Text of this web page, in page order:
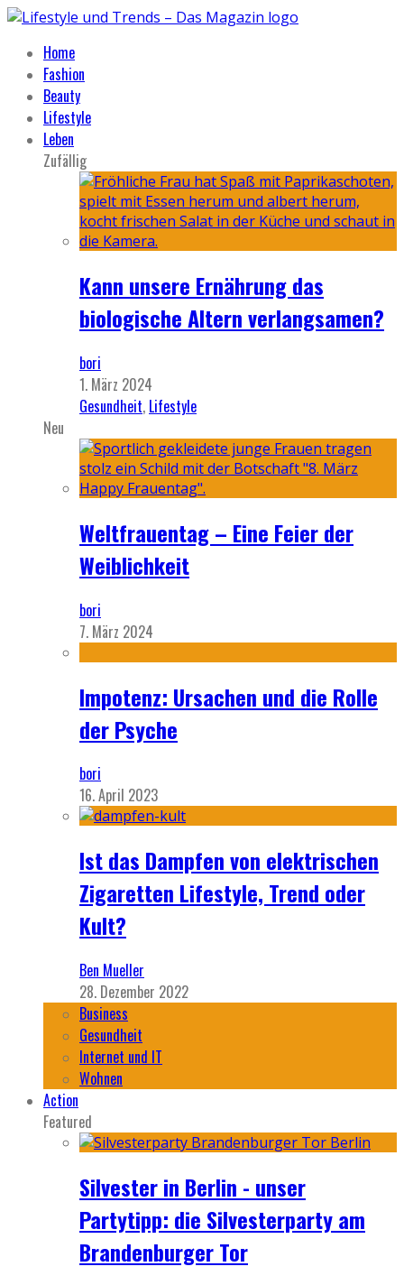
Home
Fashion
Beauty
Lifestyle
Leben
Zufällig
Kann unsere Ernährung das
biologische Altern verlangsamen?
bori
1. März 2024
Gesundheit, Lifestyle
Neu
Weltfrauentag – Eine Feier der
Weiblichkeit
bori
7. März 2024
Impotenz: Ursachen und die Rolle
der Psyche
bori
16. April 2023
Ist das Dampfen von elektrischen
Zigaretten Lifestyle, Trend oder
Kult?
Ben Mueller
28. Dezember 2022
Business
Gesundheit
Internet und IT
Wohnen
Action
Featured
Silvester in Berlin - unser
Partytipp: die Silvesterparty am
Brandenburger Tor